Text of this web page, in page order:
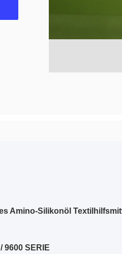
Amino-Silikonöl
9600 SERIE